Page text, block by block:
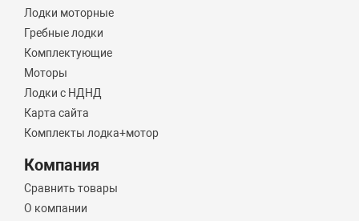
Лодки моторные
Гребные лодки
Комплектующие
Моторы
Лодки с НДНД
Карта сайта
Комплекты лодка+мотор
Компания
Сравнить товары
О компании